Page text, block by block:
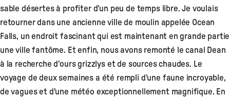
sable désertes à profiter d'un peu de temps libre. Je voulais
retourner dans une ancienne ville de moulin appelée Ocean
Falls, un endroit fascinant qui est maintenant en grande partie
une ville fantôme. Et enfin, nous avons remonté le canal Dean
à la recherche d'ours grizzlys et de sources chaudes. Le
voyage de deux semaines a été rempli d'une faune incroyable,
de vagues et d'une météo exceptionnellement magnifique. En